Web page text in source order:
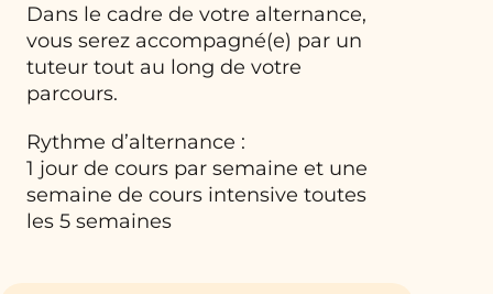
Dans le cadre de votre alternance,
vous serez accompagné(e) par un
tuteur tout au long de votre
parcours.
Rythme d’alternance :
1 jour de cours par semaine et une
semaine de cours intensive toutes
les 5 semaines